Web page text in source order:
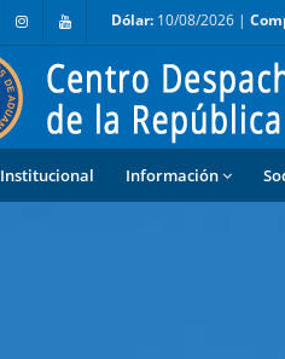
Dólar: 10/08/2026 |
Institucional Información